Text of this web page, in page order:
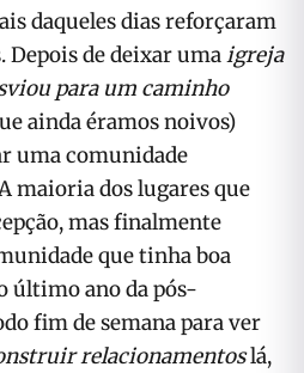
daqueles dias reforçaram
Depois de deixar umaigreja
para um caminho
ainda éramos noivos)
uma comunidade
maioria dos lugares que
mas finalmente
que tinha boa
último ano da pós-
fim de semana para ver
relacionamentoslá,